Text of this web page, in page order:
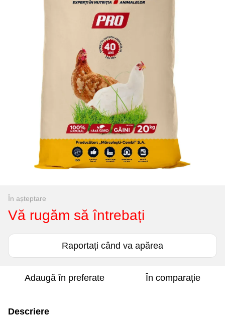
În așteptare
Vă rugăm să întrebați
Raportați când va apărea
Adaugă în preferate În comparație
Descriere